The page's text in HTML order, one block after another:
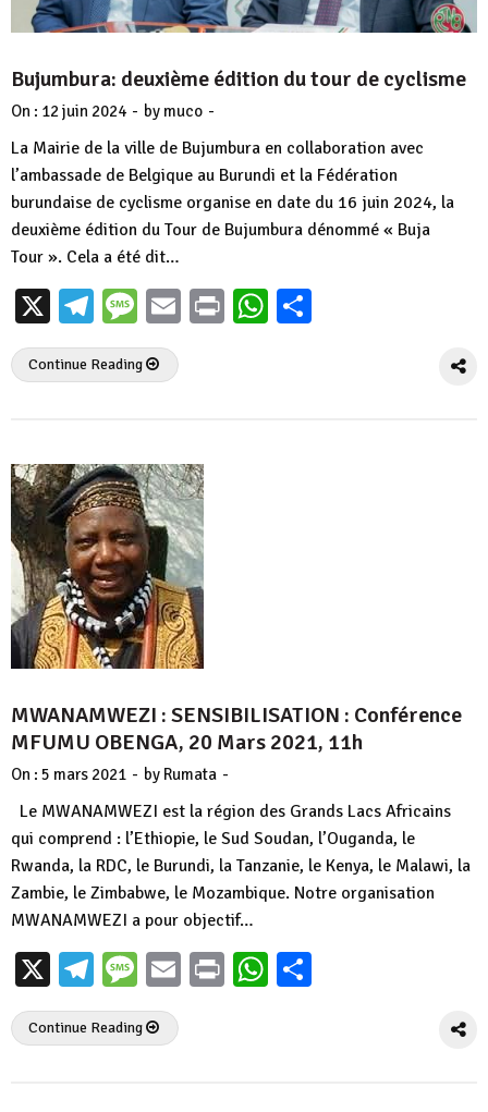
Bujumbura: deuxième édition du tour de cyclisme
On : 12 juin 2024 - by muco -
La Mairie de la ville de Bujumbura en collaboration avec
l’ambassade de Belgique au Burundi et la Fédération
burundaise de cyclisme organise en date du 16 juin 2024, la
deuxième édition du Tour de Bujumbura dénommé « Buja
Tour ». Cela a été dit…
X Telegram
Message
EmailPrintWhatsApp
Continue Reading
MWANAMWEZI : SENSIBILISATION : Conférence
MFUMU OBENGA, 20 Mars 2021, 11h
On : 5 mars 2021 - by Rumata -
Le MWANAMWEZI est la région des Grands Lacs Africains
qui comprend : l’Ethiopie, le Sud Soudan, l’Ouganda, le
Rwanda, la RDC, le Burundi, la Tanzanie, le Kenya, le Malawi, la
Zambie, le Zimbabwe, le Mozambique. Notre organisation
MWANAMWEZI a pour objectif…
X Telegram
Message
EmailPrintWhatsApp
Continue Reading